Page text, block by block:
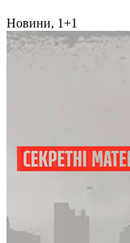
Новини, 1+1